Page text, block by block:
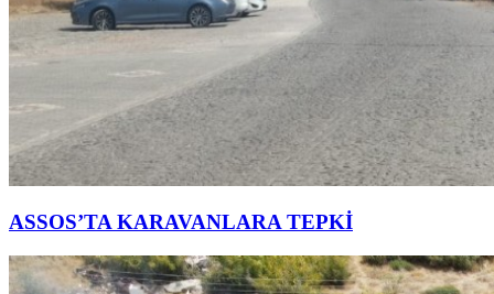
ASSOS’TA KARAVANLARA TEPKİ